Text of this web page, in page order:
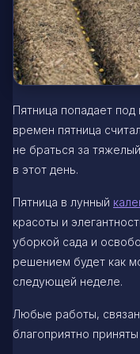
Пятница попадает
времен пятница
не браться за
в этот день.
Пятница в лунный
красоты и
уборкой сада и
решением будет как
следующей неделе.
Любые работы,
благоприятно